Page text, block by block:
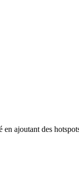
ajoutant des